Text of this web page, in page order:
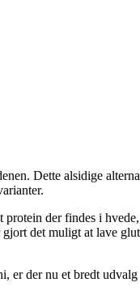
Dette alsidige
der findes i
det muligt at lave
er der nu et bredt